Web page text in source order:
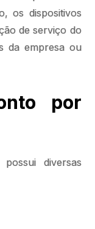
os dispositivos
de serviço do
da empresa ou
por
diversas